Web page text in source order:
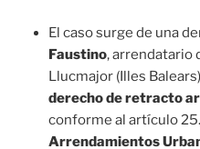
El caso surge de una
Faustino, arrendatario
Llucmajor (Illes
derecho de retracto
conforme al artículo
Arrendamientos